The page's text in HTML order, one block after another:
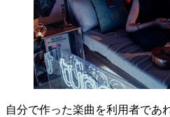
自分で作った楽曲を利用者であ